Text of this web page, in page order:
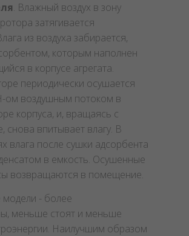
. Влажный воздух в зону
затягивается
из воздуха забирается,
которым наполнен
в корпусе агрегата.
периодически осушается
ом воздушным потоком в
корпуса, и, вращаясь с
снова впитывает влагу. В
влага после сушки адсорбента
в емкость. Осушенные
возвращаются в помещение.
- более
меньше стоят и меньше
Наилучшим образом